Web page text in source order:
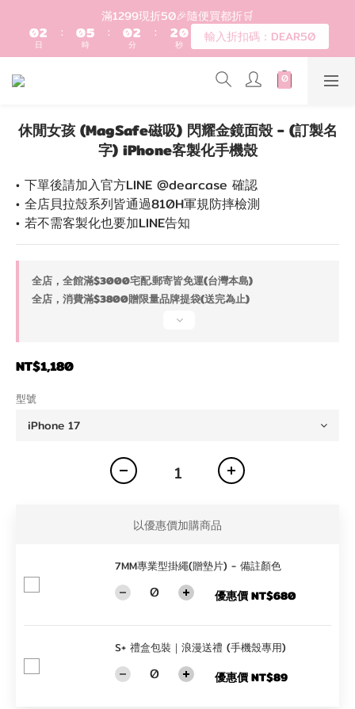
登入會員滿$1200超取免運 - 輸入折扣碼：DEAR20
2
1
0
6
5
4
0
歡迎首購!滿1000全館95折! 新客領卷去~
休閒女孩 (MagSafe磁吸) 閃耀金鏡面殼 - (訂製名
字) iPhone客製化手機殼
• 下單後請加入官方LINE @dearcase 確認
• 全店貝拉殼系列皆通過810H軍規防摔檢測
• 若不需客製化也要加LINE告知
全店，全館滿$3000宅配.郵寄皆免運(台灣本島)
全店，消費滿$3800贈限量品牌提袋(送完為止)
NT$1,180
型號
以優惠價加購商品
7MM專業型掛繩(贈墊片) - 備註顏色
優惠價 NT$680
S+ 禮盒包裝｜浪漫送禮 (手機殼專用)
優惠價 NT$89